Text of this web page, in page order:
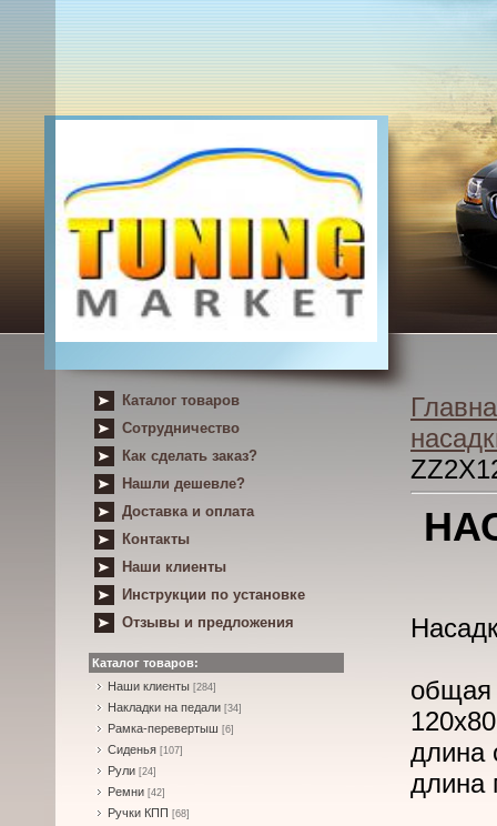
Каталог товаров
Сотрудничество
Как сделать заказ?
Нашли дешевле?
Доставка и оплата
Контакты
Наши клиенты
Инструкции по установке
Отзывы и предложения
Каталог товаров:
Наши клиенты [284]
Накладки на педали [34]
Рамка-перевертыш [6]
Сиденья [107]
Рули [24]
Ремни [42]
Ручки КПП [68]
длина
длина